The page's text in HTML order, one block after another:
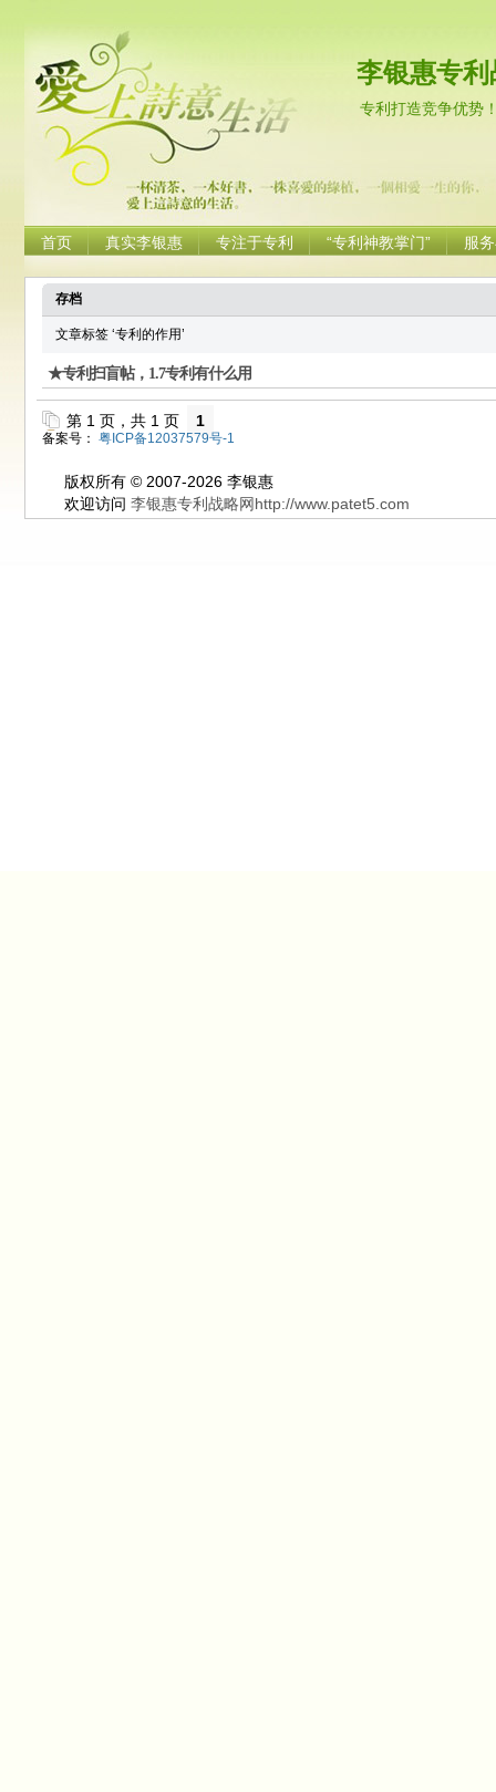
李银惠专利
专利打造竞争优势
首页 真实李银惠 专注于专利 “专利神教掌门” 服
存档
文章标签 ‘专利的作用’
★专利扫盲帖，1.7专利有什么用
第 1 页，共 1 页 1
备案号： 粤ICP备12037579号-1
版权所有 © 2007-2026 李银惠
欢迎访问 李银惠专利战略网http://www.patet5.com